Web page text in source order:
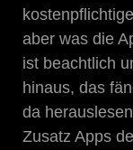
aber was die
ist beachtlich
hinaus, das
da
Zusatz Apps